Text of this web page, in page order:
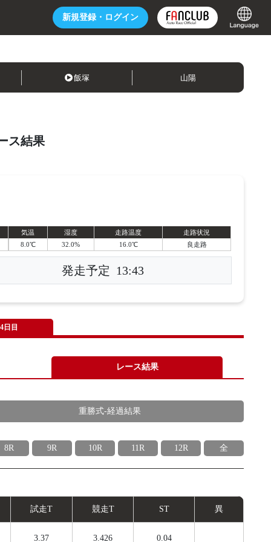
新規登録・ ログイン
飯塚 山陽
ス結果
気温 湿度 走路温度
走路状況
8.0℃
32.0% 16.0℃ 良走路
発走予定 13:43
4日目
レース結果
重勝式-経過結果
8R 9R 10R 11R 12R 全
試走T 競走T ST 異
3.37 3.426 0.04